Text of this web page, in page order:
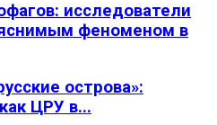
исследователи
феноменом в
острова»:
ЦРУ в...